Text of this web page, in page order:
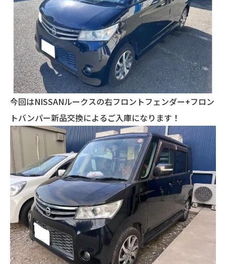
今回はNISSANルークスの右フロントフェンダー+フロン
トバンパー新品交換によるご入庫になります！